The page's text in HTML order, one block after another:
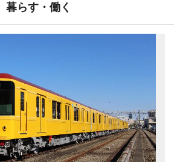
暮らす・働く